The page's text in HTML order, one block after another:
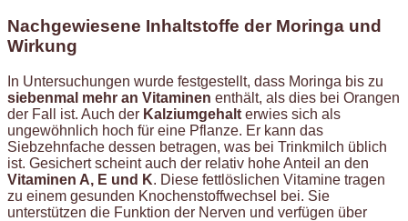
Nachgewiesene Inhaltstoffe der Moringa und
Wirkung
In Untersuchungen wurde festgestellt, dass Moringa bis zu
siebenmal mehr an Vitaminen enthält, als dies bei Orangen
der Fall ist. Auch der Kalziumgehalt erwies sich als
ungewöhnlich hoch für eine Pflanze. Er kann das
Siebzehnfache dessen betragen, was bei Trinkmilch üblich
ist. Gesichert scheint auch der relativ hohe Anteil an den
Vitaminen A, E und K. Diese fettlöslichen Vitamine tragen
zu einem gesunden Knochenstoffwechsel bei. Sie
unterstützen die Funktion der Nerven und verfügen über